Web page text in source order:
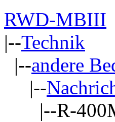
RWD-MBIII
|--Technik
|--andere
|--
|--R-